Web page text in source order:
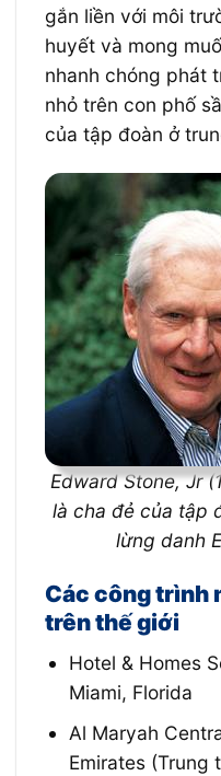
gắn liền với môi
huyết và mong
nhanh chóng phát
nhỏ trên con phố
của tập đoàn ở
Edward Stone, Jr
là cha đẻ của tập
lừng danh
Các công trình
trên thế giới
Hotel & Homes
Miami, Florida
Al Maryah
Emirates (Trung